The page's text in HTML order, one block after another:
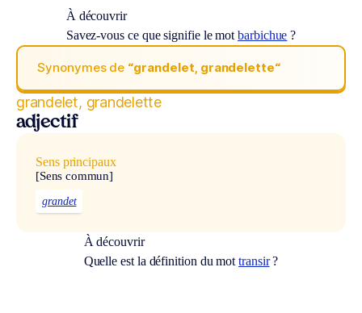
À découvrir
Savez-vous ce que signifie le motbarbichue ?
Synonymes de “grandelet, grandelette“
grandelet, grandelette
adjectif
Sens principaux
[Sens commun]
grandet
À découvrir
Quelle est la définition du mottransir?